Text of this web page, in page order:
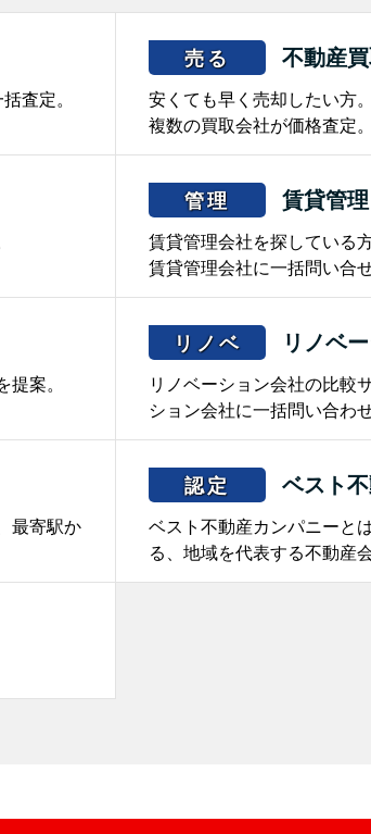
査定。
売る 不動産
安くても早く売却したい方
複数の買取会社が価格査定。
管理 賃貸管理
賃貸管理会社を探している
賃貸管理会社に一括問い合せ
案。
リノベ リノベ
リノベーション会社の比較
ション会社に一括問い合わせ
最寄駅か
認定 ベスト
ベスト不動産カンパニーと
る、地域を代表する不動産